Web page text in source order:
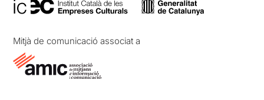
Mitjà de comunicació associat a